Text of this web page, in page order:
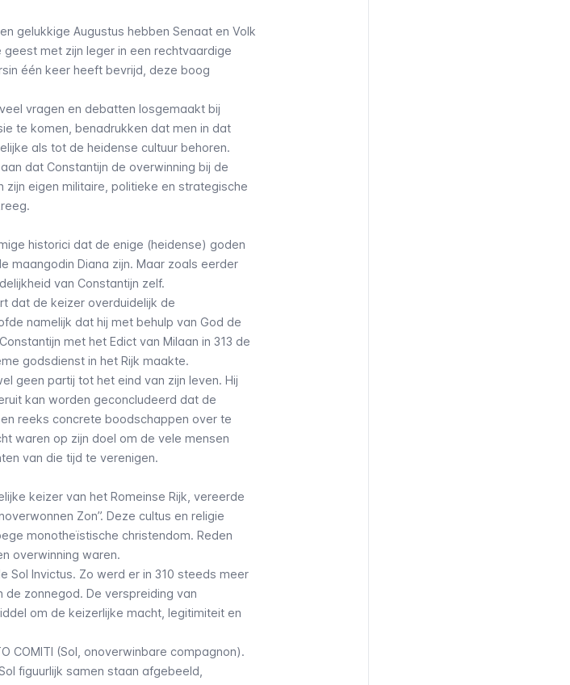
gelukkige Augustus hebben Senaat en Volk
met zijn leger in een rechtvaardige
één keer heeft bevrijd, deze boog
vragen en debatten losgemaakt bij
te komen, benadrukken dat men in dat
als tot de heidense cultuur behoren.
dat Constantijn de overwinning bij de
eigen militaire, politieke en strategische
historici dat de enige (heidense) goden
maangodin Diana zijn. Maar zoals eerder
van Constantijn zelf.
dat de keizer overduidelijk de
namelijk dat hij met behulp van God de
met het Edict van Milaan in 313 de
godsdienst in het Rijk maakte.
geen partij tot het eind van zijn leven. Hij
kan worden geconcludeerd dat de
reeks concrete boodschappen over te
waren op zijn doel om de vele mensen
van die tijd te verenigen.
keizer van het Romeinse Rijk, vereerde
Zon”. Deze cultus en religie
monotheïstische christendom. Reden
overwinning waren.
Sol Invictus. Zo werd er in 310 steeds meer
zonnegod. De verspreiding van
om de keizerlijke macht, legitimiteit en
COMITI (Sol , onoverwinbare compagnon).
figuurlijk samen staan afgebeeld,